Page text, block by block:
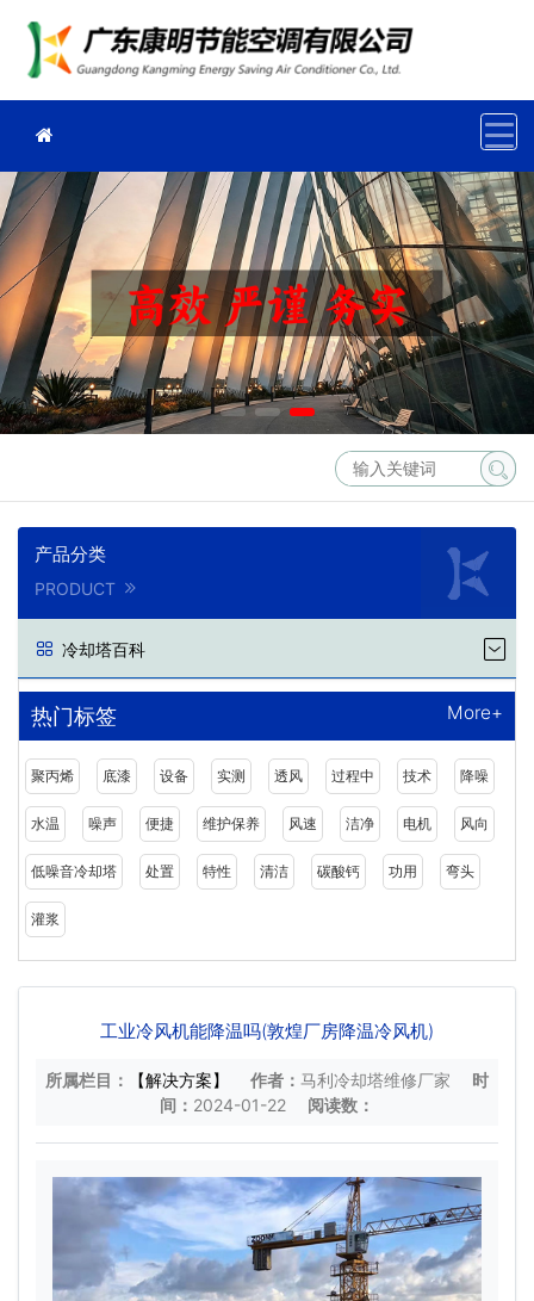
产品分类
PRODUCT
冷却塔百科
热门标签 More+
聚丙烯 底漆 设备 实测 透风 过程中 技术 降噪
水温 噪声 便捷 维护保养 风速 洁净 电机 风向
低噪音冷却塔 处置 特性 清洁 碳酸钙 功用 弯头
灌浆
工业冷风机能降温吗(敦煌厂房降温冷风机)
所属栏目： 【解决方案】 作者： 马利冷却塔维修厂家
时
间： 2024-01-22 阅读数：